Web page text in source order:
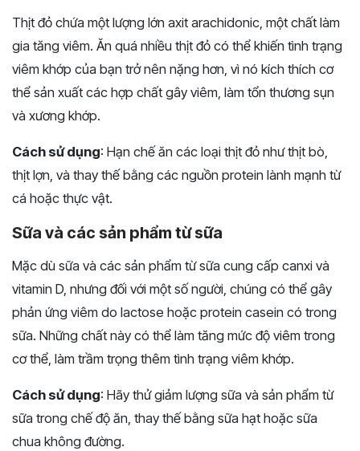
Thịt đỏ chứa một lượng lớn axit arachidonic, một chất làm
gia tăng viêm. Ăn quá nhiều thịt đỏ có thể khiến tình trạng
viêm khớp của bạn trở nên nặng hơn, vì nó kích thích cơ
thể sản xuất các hợp chất gây viêm, làm tổn thương sụn
và xương khớp.
Cách sử dụng: Hạn chế ăn các loại thịt đỏ như thịt bò,
thịt lợn, và thay thế bằng các nguồn protein lành mạnh từ
cá hoặc thực vật.
Sữa và các sản phẩm từ sữa
Mặc dù sữa và các sản phẩm từ sữa cung cấp canxi và
vitamin D, nhưng đối với một số người, chúng có thể gây
phản ứng viêm do lactose hoặc protein casein có trong
sữa. Những chất này có thể làm tăng mức độ viêm trong
cơ thể, làm trầm trọng thêm tình trạng viêm khớp.
Cách sử dụng: Hãy thử giảm lượng sữa và sản phẩm từ
sữa trong chế độ ăn, thay thế bằng sữa hạt hoặc sữa
chua không đường.